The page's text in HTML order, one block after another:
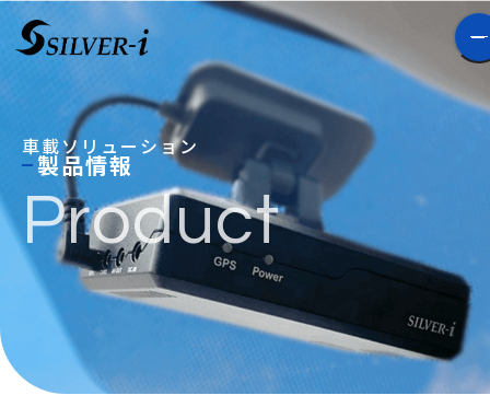
車載ソリューション
製品情報
Product